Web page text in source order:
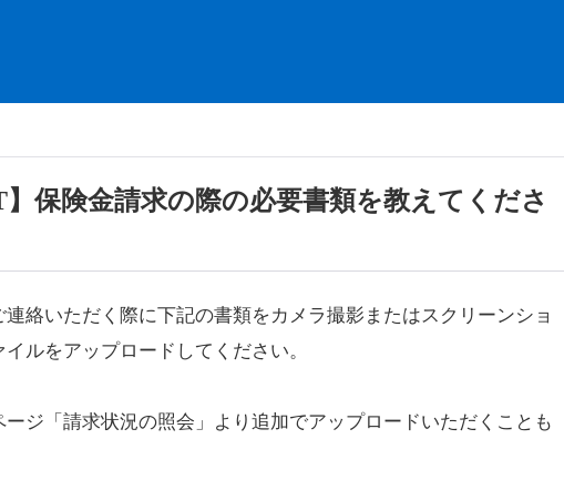
】保険金請求の際の必要書類を教えてくださ
絡いただく際に下記の書類をカメラ撮影またはスクリーンショ
ルをアップロードしてください。
ジ「請求状況の照会」より追加でアップロードいただくことも